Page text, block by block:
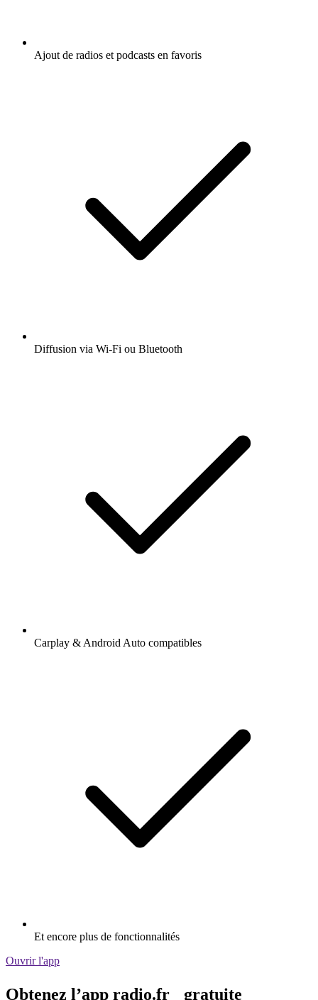
Ajout de radios et podcasts en favoris
Diffusion via Wi-Fi ou Bluetooth
Carplay & Android Auto compatibles
Et encore plus de fonctionnalités
Ouvrir l'app
Obtenez l’app radio.fr gratuite